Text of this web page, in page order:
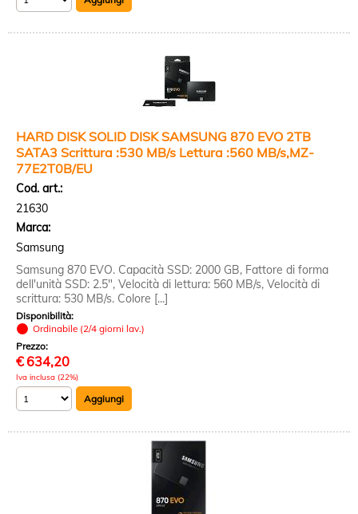
HARD DISK SOLID DISK SAMSUNG 870 EVO 2TB
SATA3 Scrittura :530 MB/s Lettura :560 MB/s,MZ-
77E2T0B/EU
Cod. art.:
21630
Marca:
Samsung
Samsung 870 EVO. Capacità SSD: 2000 GB, Fattore di forma
dell'unità SSD: 2.5", Velocità di lettura: 560 MB/s, Velocità di
scrittura: 530 MB/s. Colore [...]
Disponibilità:
Ordinabile (2/4 giorni lav.)
Prezzo:
€ 634,20
Iva inclusa (22%)